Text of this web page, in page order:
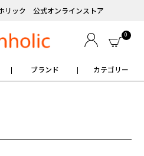
リック 公式オンラインストア
0
ブランド カテゴリー